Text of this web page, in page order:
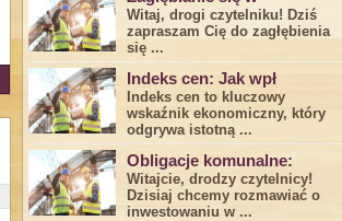
Witaj, drogi ⁤czytelniku! Dziś
zapraszam Cię do‍ zagłębienia
‍się⁢ ...
Indeks cen: Jak wpł
Indeks cen to kluczowy
wskaźnik ekonomiczny, który
odgrywa ​istotną ...
Obligacje komunalne:
Witajcie, drodzy czytelnicy!
Dzisiaj chcemy rozmawiać o
inwestowaniu w ...